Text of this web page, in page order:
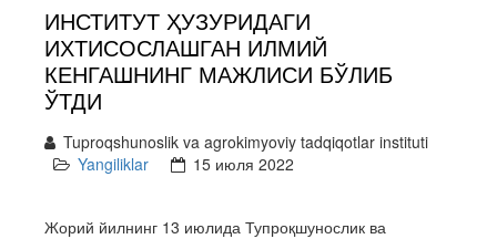
ИНСТИТУТ ҲУЗУРИДАГИ
ИХТИСОСЛАШГАН ИЛМИЙ
КЕНГАШНИНГ МАЖЛИСИ БЎЛИБ
ЎТДИ
Tuproqshunoslik va agrokimyoviy tadqiqotlar instituti
Yangiliklar
15 июля 2022
Жорий йилнинг 13 июлида Тупроқшунослик ва